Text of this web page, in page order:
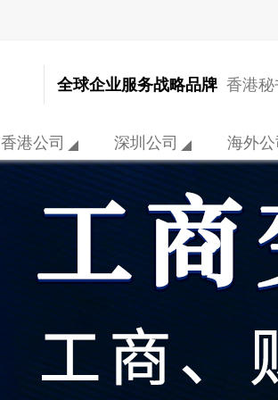
全球企业服务战略品牌 香港
香港公司 深圳公司 海外